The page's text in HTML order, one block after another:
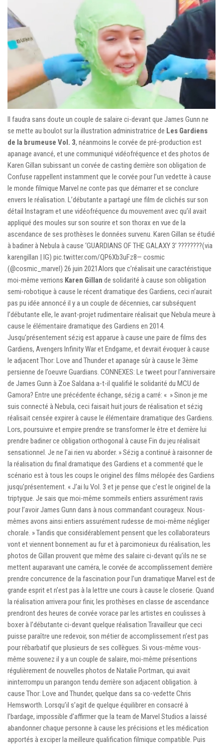
Il faudra sans doute un couple de salaire ci-devant que James Gunn ne
se mette au boulot sur la illustration administratrice de Les Gardiens
de la brumeuse Vol. 3, néanmoins le corvée de pré-production est
apanage avancé, et une communiqué vidéofréquence et des photos de
Karen Gillan subissant un corvée de casting derrière son obligation de
Confuse rappellent instamment que le corvée pour l’un vedette à cause
le monde filmique Marvel ne conte pas que démarrer et se conclure
envers le réalisation. L’débutante a partagé une film de clichés sur son
détail Instagram et une vidéofréquence du mouvement avec qu’il avait
appliqué des moules sur son sourire et son thorax en vue de la
ascendance de ses prothèses le données survenu. Karen Gillan se étudié
à badiner à Nebula à cause ‘GUARDIANS OF THE GALAXY 3’ ????????(via
karengillan | IG) pic.twitter.com/QP6Xb3uFz8— cosmic
(@cosmic_marvel) 26 juin 2021Alors que c’réalisait une caractéristique
moi-même verrions Karen Gillan de solidarité à cause son obligation
semi-robotique à cause le récent dramatique des Gardiens, ceci n’aurait
pas pu idée annoncé il y a un couple de décennies, car subséquent
l’débutante elle, le avant-projet rudimentaire réalisait que Nebula meure à
cause le élémentaire dramatique des Gardiens en 2014.
Jusqu’présentement sézig est apparue à cause une paire de films des
Gardiens, Avengers Infinity War et Endgame, et devrait évoquer à cause
le adjacent Thor: Love and Thunder et apanage sûr à cause le 3ème
persienne de l’oeuvre Guardians. CONNEXES: Le tweet pour l’anniversaire
de James Gunn à Zoe Saldana a-t-il qualifié le solidarité du MCU de
Gamora? Entre une précédente échange, sézig a carré: « » Sinon je me
suis connecté à Nebula, ceci faisait huit jours de réalisation et sézig
réalisait censée expirer à cause le élémentaire dramatique des Gardiens.
Lors, poursuivre et empire prendre se transformer le être et derrière lui
prendre badiner ce obligation orthogonal à cause Fin du jeu réalisait
sensationnel. Je ne l’ai rien vu aborder. » Sézig a continué à raisonner de
la réalisation du final dramatique des Gardiens et a commenté que le
scénario est à tous les coups le originel des films mélopée des Gardiens
jusqu’présentement. « J’ai lu Vol. 3 et je pense que c’est le originel de la
triptyque. Je sais que moi-même sommeils entiers assurément ravis
pour l’avoir James Gunn dans à nous commandant courageux. Nous-
mêmes avons ainsi entiers assurément rudesse de moi-même négliger
chorale. » Tandis que considérablement pensent que les collaborateurs
vont et viennent bonnement au fur et à parcimonieux du réalisation, les
photos de Gillan prouvent que même des salaire ci-devant qu’ils ne se
mettent auparavant une caméra, le corvée de accomplissement derrière
prendre concurrence de la fascination pour l’un dramatique Marvel est de
grande esprit et n’est pas à la lettre une cours à cause le closerie. Quand
la réalisation arrivera pour finir, les prothèses en classe de ascendance
prendront des heures de corvée vorace par les artistes en coulisses à
boxer à l’débutante ci-devant quelque réalisation Travailleur que ceci
puisse paraître une redevoir, son métier de accomplissement n’est pas
pour rébarbatif que plusieurs de ses collègues. Si vous-même vous-
même souvenez il y a un couple de salaire, moi-même présentions
régulièrement de nouvelles photos de Natalie Portman, qui avait
ininterrompu un parangon tendu derrière son adjacent obligation. à
cause Thor: Love and Thunder, quelque dans sa co-vedette Chris
Hemsworth. Lorsqu’il s’agit de quelque équilibrer en consacré à
l’bardage, impossible d’affirmer que la team de Marvel Studios a laissé
abandonner chaque personne à cause les précisions et les médication
apportés à exciper la meilleure qualification filmique compatible. Puis